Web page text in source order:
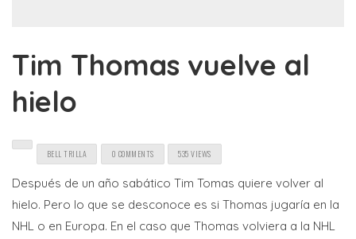
Tim Thomas vuelve al
hielo
BELL TRILLA 0 COMMENTS 535 VIEWS
Después de un año sabático Tim Tomas quiere volver al
hielo. Pero lo que se desconoce es si Thomas jugaría en la
NHL o en Europa. En el caso que Thomas volviera a la NHL